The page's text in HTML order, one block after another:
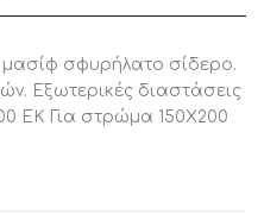
μασίφ σφυρήλατο σίδερο.
Εξωτερικές διαστάσεις
ΕΚ Για στρώμα 150Χ200